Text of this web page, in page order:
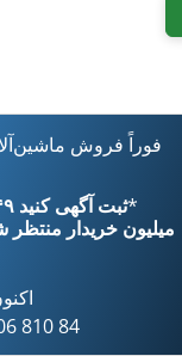
فوراً فروش
اکنون از ‎€۴٫۴۹ ثبت آگهی کنید*
۱۱ میلیون خریدار منتظر
810 84